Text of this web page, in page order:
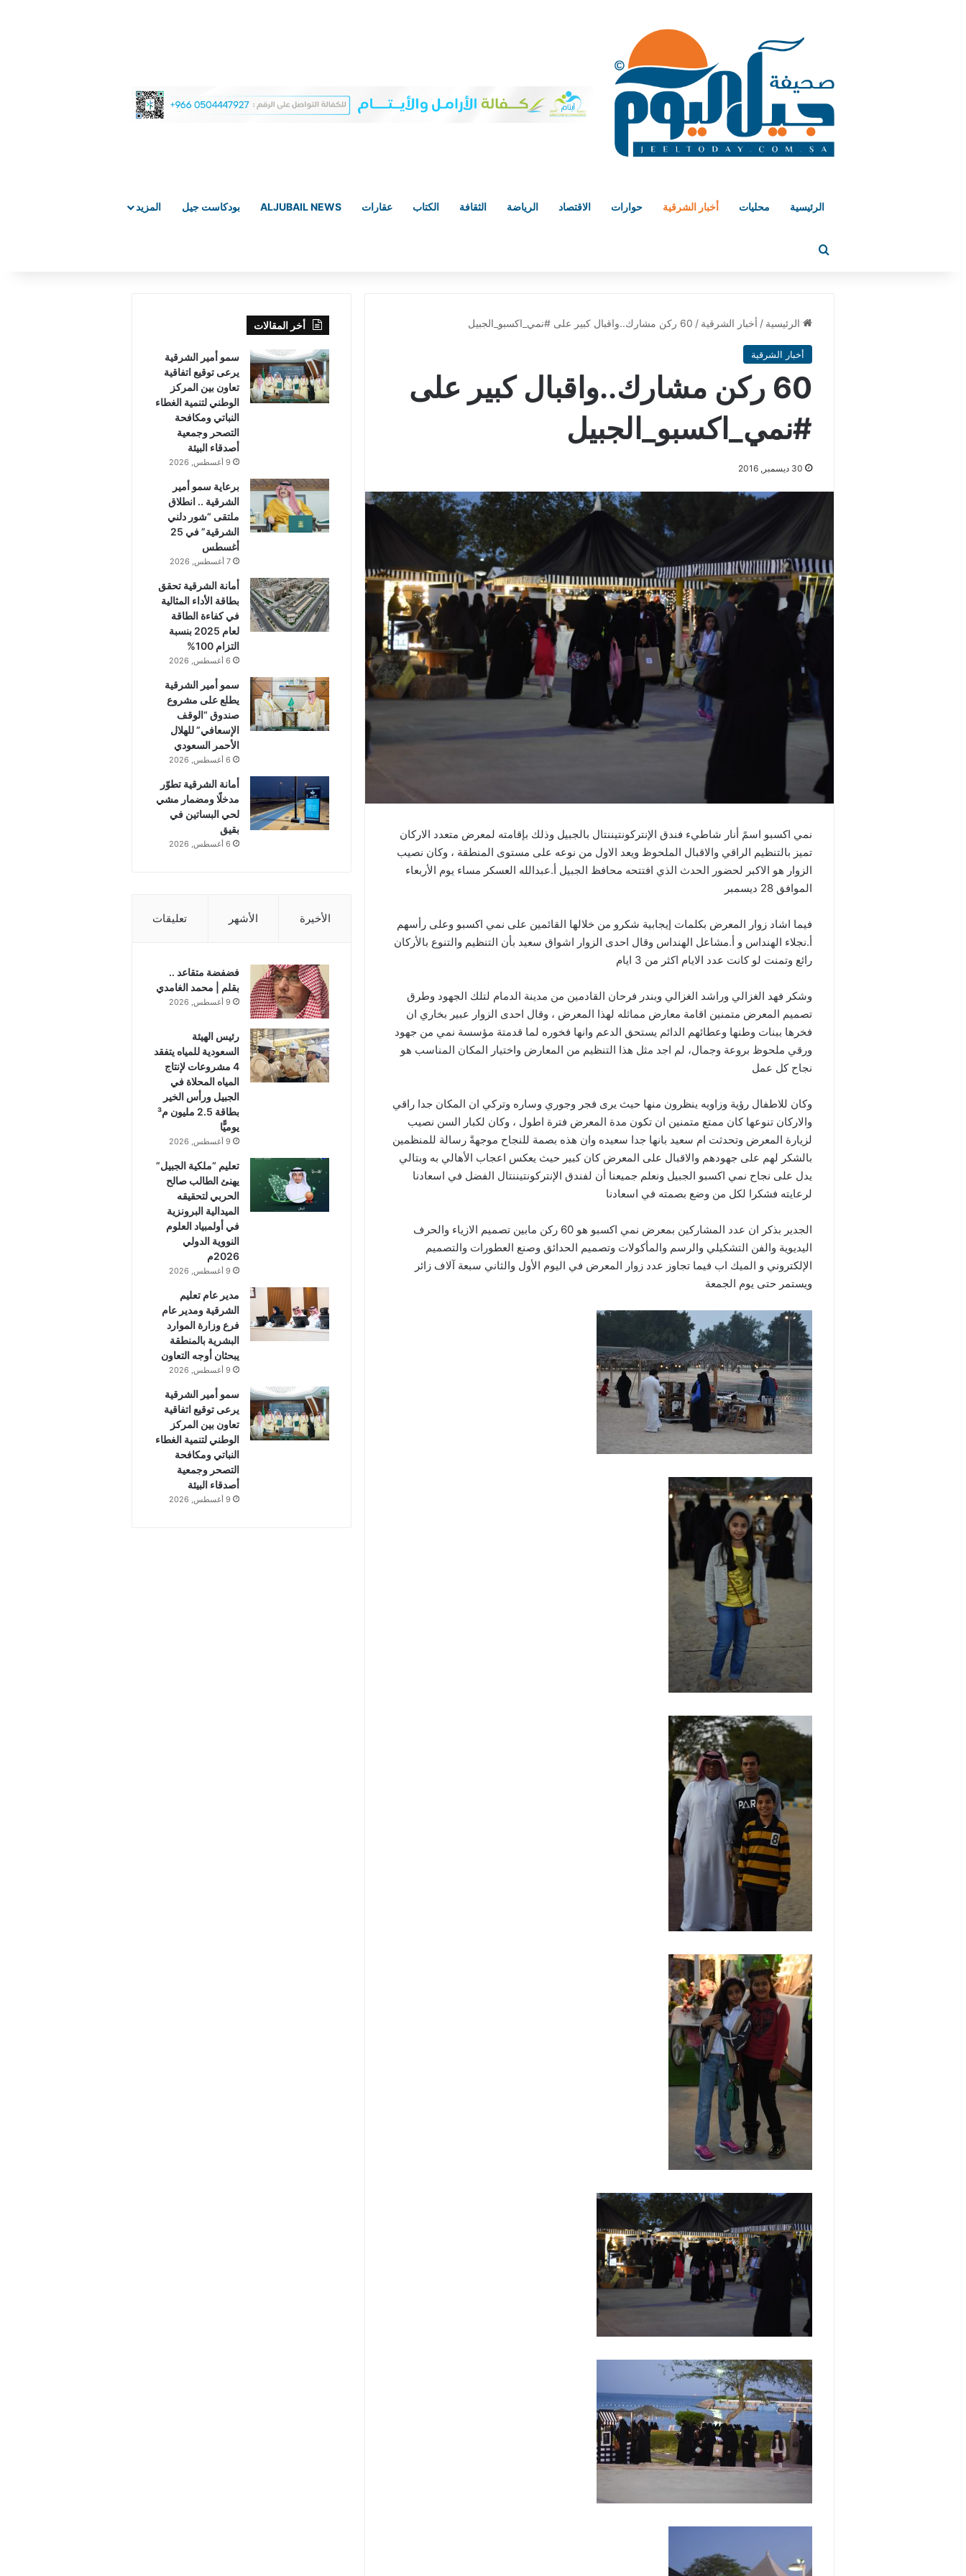
الرئيسية محليات أخبار الشرقية حوارات الاقتصاد الرياضة الثقافة الكتاب عقارات ALJUBAIL NEWS بودكاست جيل المزيد
الرئيسية / أخبار الشرقية / 60 ركن مشارك..واقبال كبير على #نمي_اكسبو_الجبيل
أخبار الشرقية
60 ركن مشارك..واقبال كبير على
#نمي_اكسبو_الجبيل
30 ديسمبر, 2016
نمي اكسبو اسمً أنار شاطيء فندق الإنتركونتيننتال بالجبيل وذلك بإقامته لمعرض متعدد الاركان
تميز بالتنظيم الراقي والاقبال الملحوظ ويعد الاول من نوعه على مستوى المنطقة ، وكان نصيب
الزوار هو الاكبر لحضور الحدث الذي افتتحه محافظ الجبيل أ.عبدالله العسكر مساء يوم الأربعاء
الموافق 28 ديسمبر
فيما اشاد زوار المعرض بكلمات إيجابية شكرو من خلالها القائمين على نمي اكسبو وعلى رأسهم
أ.نجلاء الهنداس و أ.مشاعل الهنداس وقال احدى الزوار اشواق سعيد بأن التنظيم والتنوع بالأركان
رائع وتمنت لو كانت عدد الايام اكثر من 3 ايام
وشكر فهد الغزالي وراشد الغزالي وبندر فرحان القادمين من مدينة الدمام لتلك الجهود وطرق
تصميم المعرض متمنين اقامة معارض مماثله لهذا المعرض ، وقال احدى الزوار عبير بخاري ان
فخرها ببنات وطنها وعطائهم الدائم يستحق الدعم وانها فخوره لما قدمتة مؤسسة نمي من جهود
ورقي ملحوظ بروعة وجمال، لم اجد مثل هذا التنظيم من المعارض واختيار المكان المناسب هو
نجاح كل عمل
وكان للاطفال رؤية وزاويه ينظرون منها حيث يرى فجر وجوري وساره وتركي ان المكان جدا راقي
والاركان تنوعها كان ممتع متمنين ان تكون مدة المعرض فترة اطول ، وكان لكبار السن نصيب
لزيارة المعرض وتحدثت ام سعيد بانها جدا سعيده وان هذه بصمة للنجاح موجهةً رسالة للمنظمين
بالشكر لهم على جهودهم والاقبال على المعرض كان كبير حيث يعكس اعجاب الأهالي به وبتالي
يدل على نجاح نمي اكسبو الجبيل ونعلم جميعنا أن لفندق الإنتركونتيننتال الفضل في اسعادنا
لرعايته فشكرا لكل من وضع بصمته في اسعادنا
الجدير بذكر ان عدد المشاركين بمعرض نمي اكسبو هو 60 ركن مابين تصميم الازياء والحرف
اليديوية والفن التشكيلي والرسم والمأكولات وتصميم الحدائق وصنع العطورات والتصميم
الإلكتروني و الميك اب فيما تجاوز عدد زوار المعرض في اليوم الأول والثاني سبعة آلاف زائر
ويستمر حتى يوم الجمعة
أخر المقالات
سمو أمير الشرقية
يرعى توقيع اتفاقية
تعاون بين المركز
الوطني لتنمية الغطاء
النباتي ومكافحة
التصحر وجمعية
أصدقاء البيئة
9 أغسطس, 2026
برعاية سمو أمير
الشرقية .. انطلاق
ملتقى “شور دلني
الشرقية” في 25
أغسطس
7 أغسطس, 2026
أمانة الشرقية تحقق
بطاقة الأداء المثالية
في كفاءة الطاقة
لعام 2025 بنسبة
التزام 100%
6 أغسطس, 2026
سمو أمير الشرقية
يطلع على مشروع
صندوق “الوقف
الإسعافي” للهلال
الأحمر السعودي
6 أغسطس, 2026
أمانة الشرقية تطوّر
مدخلًا ومضمار مشي
لحي البساتين في
بقيق
6 أغسطس, 2026
الأخيرة الأشهر تعليقات
فضفضة متقاعد ..
بقلم | محمد الغامدي
9 أغسطس, 2026
رئيس الهيئة
السعودية للمياه يتفقد
4 مشروعات لإنتاج
المياه المحلاة في
الجبيل ورأس الخير
بطاقة 2.5 مليون م³
يوميًّا
9 أغسطس, 2026
تعليم “ملكية الجبيل”
يهنئ الطالب صالح
الحربي لتحقيقه
الميدالية البرونزية
في أولمبياد العلوم
النووية الدولي
2026م
9 أغسطس, 2026
مدير عام تعليم
الشرقية ومدير عام
فرع وزارة الموارد
البشرية بالمنطقة
يبحثان أوجه التعاون
9 أغسطس, 2026
سمو أمير الشرقية
يرعى توقيع اتفاقية
تعاون بين المركز
الوطني لتنمية الغطاء
النباتي ومكافحة
التصحر وجمعية
أصدقاء البيئة
9 أغسطس, 2026